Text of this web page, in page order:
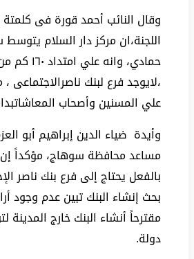
وقال النائب أحمد قورة فى كلمتة
اللجنة،ان مركز دار السلام
حمادي،
،لايوجد فرع لبنك ناصرالاجتماعى
علي المسنين وأصحاب
وأيدة ضياء الدين إبراهيم أبو
مساعد محافظة سوهاج، مؤكداً إن
بالفعل يحتاج إلى فرع بنك ناصر
بحث إنشاء البنك تبين عدم وجود
مقترحاً أنشاء البنك خارج المدينة
دولة.